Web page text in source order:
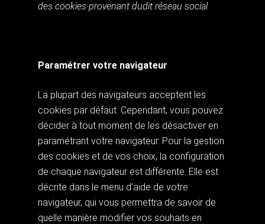
des cookies provenant dudit réseau social
Paramétrer votre navigateur
La plupart des navigateurs acceptent les
cookies par défaut. Cependant, vous pouvez
décider à tout moment de les désactiver en
paramétrant votre navigateur. Pour la gestion
des cookies et de vos choix, la configuration
de chaque navigateur est différente. Elle est
décrite dans le menu d’aide de votre
navigateur, qui vous permettra de savoir de
quelle manière modifier vos souhaits en